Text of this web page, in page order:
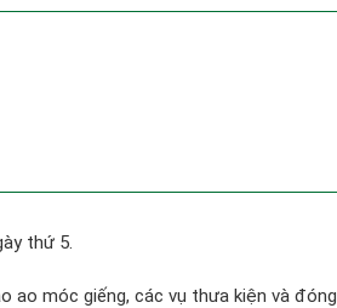
thứ 5.
ao móc giếng, các vụ thưa kiện và đóng